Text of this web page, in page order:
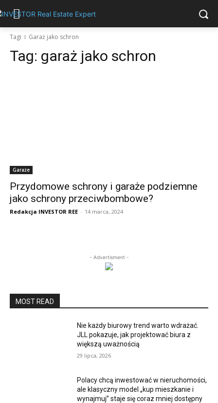
Tagi Garaż jako schron
Tag: garaż jako schron
Garaże
Przydomowe schrony i garaże podziemne
jako schrony przeciwbombowe?
Redakcja INVESTOR REE - 14 marca, 2024
- Advertisment -
MOST READ
Nie każdy biurowy trend warto wdrażać.
JLL pokazuje, jak projektować biura z
większą uważnością
29 lipca, 2026
Polacy chcą inwestować w nieruchomości,
ale klasyczny model „kup mieszkanie i
wynajmuj” staje się coraz mniej dostępny